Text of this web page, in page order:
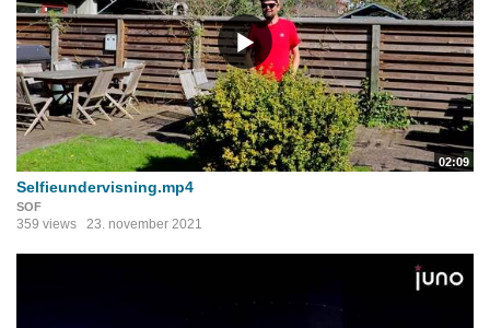
02:09
Selfieundervisning.mp4
SOF
359 views 23. november 2021